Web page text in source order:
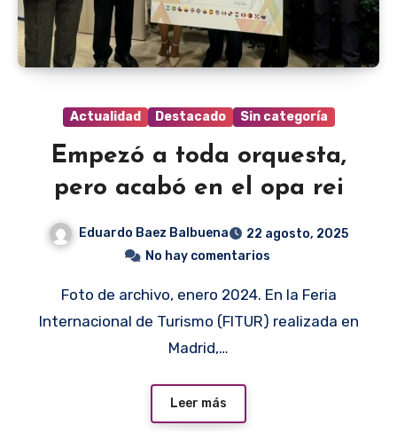
Actualidad Destacado Sin categoría
Empezó a toda orquesta,
pero acabó en el opa rei
Eduardo Baez Balbuena
22 agosto, 2025
No hay comentarios
Foto de archivo, enero 2024. En la Feria
Internacional de Turismo (FITUR) realizada en
Madrid,…
Leer más